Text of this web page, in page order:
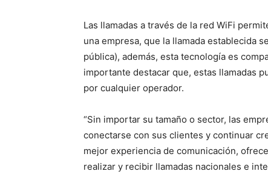
Las llamadas a través de la red WiFi
una empresa, que la llamada establecida
pública), además, esta tecnología es
importante destacar que, estas llamadas
por cualquier operador.
“Sin importar su tamaño o sector, las
conectarse con sus clientes y continuar
mejor experiencia de comunicación,
realizar y recibir llamadas nacionales e